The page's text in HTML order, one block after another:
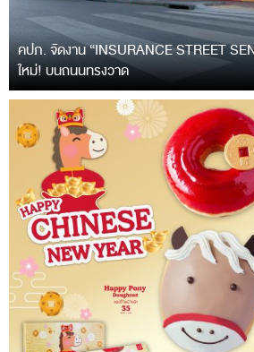
คปภ. จัดงาน “INSURANCE STREET
ใหม่! บนถนนทรงวาด